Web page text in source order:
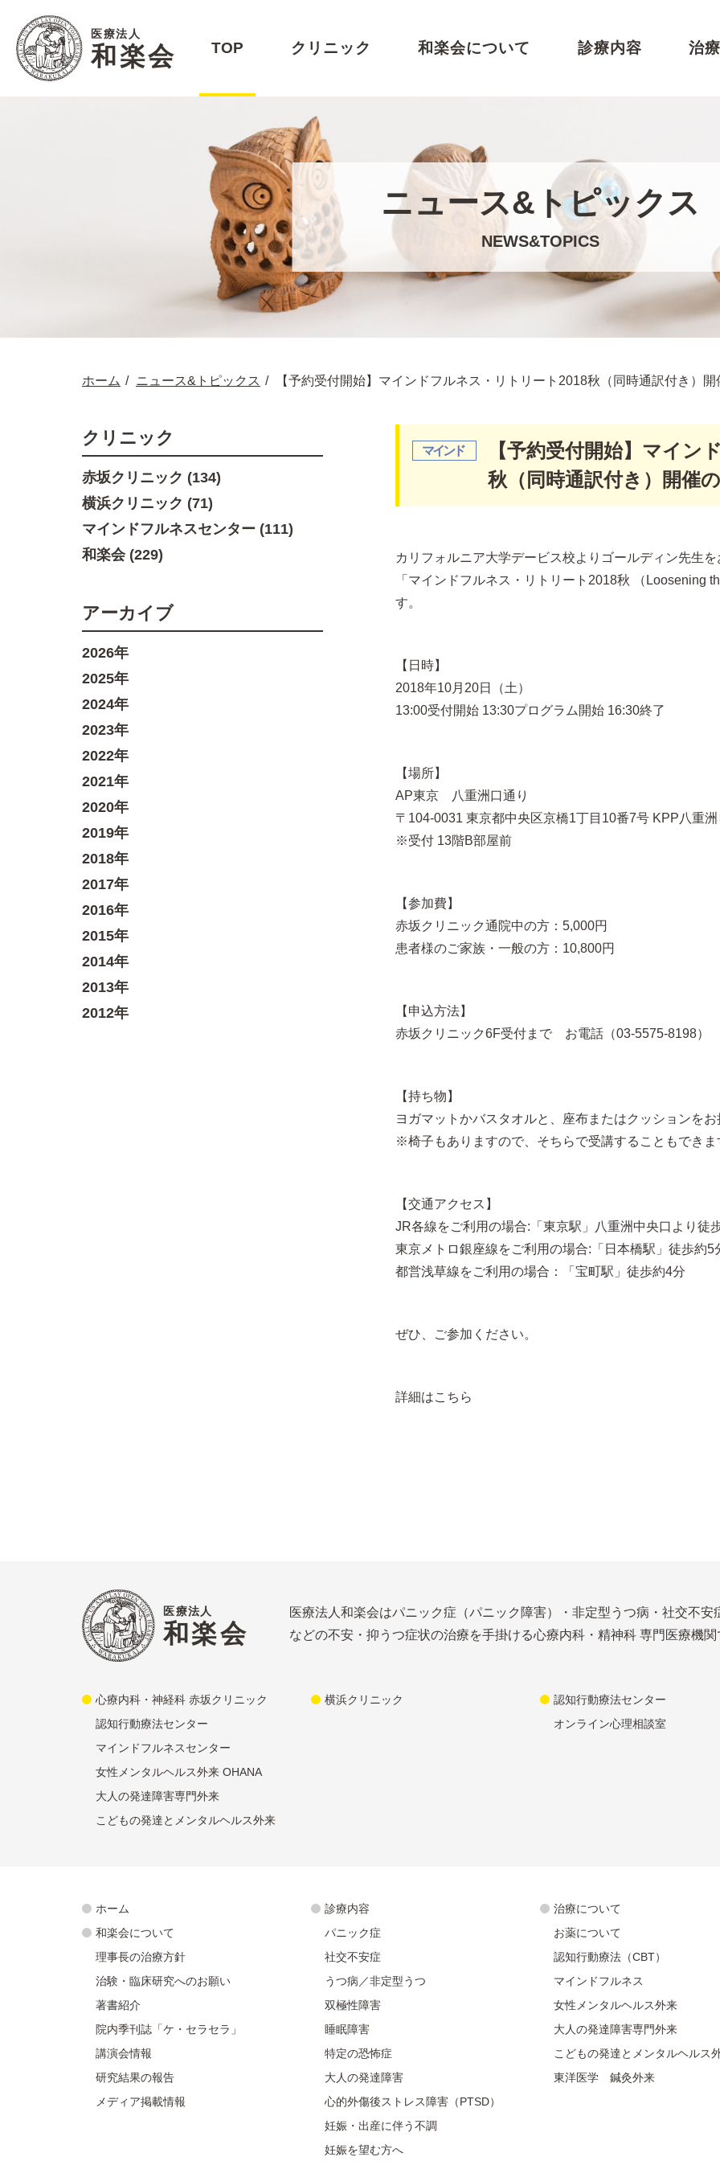
医療法人
和楽会 TOP クリニック 和楽会について 診療内容 治
ニュース&トピックス
NEWS&TOPICS
ホーム ニュース&トピックス 【予約受付開始】マインドフルネス・リトリート2018秋（同時通訳付き）
【予約受付開始】マイン
秋（同時通訳付き）開催
カリフォルニア大学デービス校よりゴールディン先生を
「マインドフルネス・リトリート2018秋 （
す。
【日時】
2018年10月20日（土）
13:00受付開始 13:30プログラム開始 16:30終了
【場所】
AP東京 八重洲口通り
〒104-0031 東京都中央区京橋1丁目10番7号 KPP八重
※受付 13階B部屋前
【参加費】
赤坂クリニック通院中の方：5,000円
患者様のご家族・一般の方：10,800円
【申込方法】
赤坂クリニック6F受付まで お電話（03-5575-8198）
【持ち物】
ヨガマットかバスタオルと、座布またはクッションをお
※椅子もありますので、そちらで受講することもできま
【交通アクセス】
JR各線をご利用の場合:「東京駅」八重洲中央口より徒
東京メトロ銀座線をご利用の場合:「日本橋駅」徒歩約5
都営浅草線をご利用の場合：「宝町駅」徒歩約4分
ぜひ、ご参加ください。
詳細はこちら
クリニック
赤坂クリニック (134)
横浜クリニック (71)
マインドフルネスセンター (111)
和楽会 (229)
アーカイブ
2026年
2025年
2024年
2023年
2022年
2021年
2020年
2019年
2018年
2017年
2016年
2015年
2014年
2013年
2012年
医療法人
和楽会
医療法人和楽会はパニック症（パニック障害）・非定型うつ病・社交不安
などの不安・抑うつ症状の治療を手掛ける心療内科・精神科 専門医療機関
心療内科・神経科 赤坂クリニック
認知行動療法センター
マインドフルネスセンター
女性メンタルヘルス外来 OHANA
大人の発達障害専門外来
こどもの発達とメンタルヘルス外来
横浜クリニック
認知行動療法センター
オンライン心理相談室
ホーム
和楽会について
理事長の治療方針
治験・臨床研究へのお願い
著書紹介
院内季刊誌「ケ・セラセラ」
講演会情報
研究結果の報告
メディア掲載情報
診療内容
パニック症
社交不安症
うつ病／非定型うつ
双極性障害
睡眠障害
特定の恐怖症
大人の発達障害
心的外傷後ストレス障害（PTSD）
妊娠・出産に伴う不調
妊娠を望む方へ
治療について
お薬について
認知行動療法（CBT）
マインドフルネス
女性メンタルヘルス外来
大人の発達障害専門外来
こどもの発達とメンタルヘルス
東洋医学 鍼灸外来